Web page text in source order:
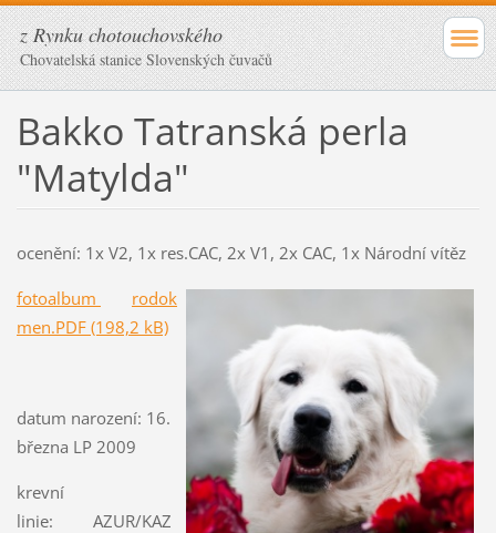
z Rynku chotouchovského
Chovatelská stanice Slovenských čuvačů
Bakko Tatranská perla
"Matylda"
ocenění: 1x V2, 1x res.CAC, 2x V1, 2x CAC, 1x Národní vítěz
fotoalbum
rodok
men.PDF (198,2 kB)
datum narození: 16.
března LP 2009
krevní
linie: AZUR/KAZ